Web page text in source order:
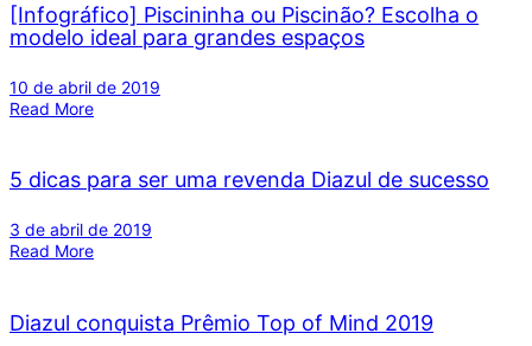
[Infográfico] Piscininha ou Piscinão? Escolha o
modelo ideal para grandes espaços
10 de abril de 2019
Read More
5 dicas para ser uma revenda Diazul de sucesso
3 de abril de 2019
Read More
Diazul conquista Prêmio Top of Mind 2019